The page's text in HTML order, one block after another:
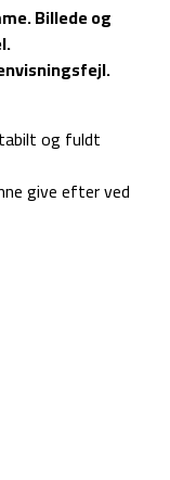
Billede og
og fuldt
give efter ved